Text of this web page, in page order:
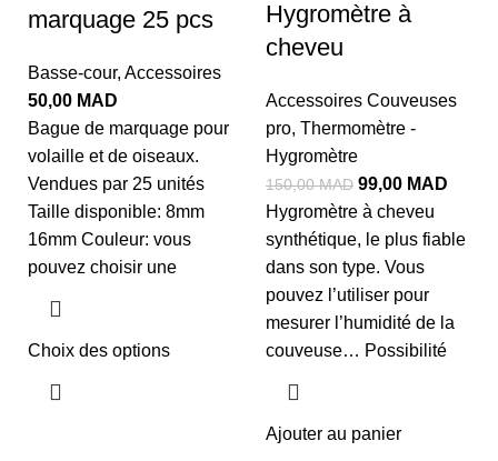
marquage 25 pcs
Basse-cour, Accessoires
50,00 MAD
Bague de marquage pour
volaille et de oiseaux.
Vendues par 25 unités
Taille disponible: 8mm
16mm Couleur: vous
pouvez choisir une
Choix des options
Hygromètre à
cheveu
Accessoires Couveuses
pro, Thermomètre -
Hygromètre
150,00MAD 99,00 MAD
Hygromètre à cheveu
synthétique, le plus fiable
dans son type. Vous
pouvez l’utiliser pour
mesurer l’humidité de la
couveuse… Possibilité
Ajouter au panier